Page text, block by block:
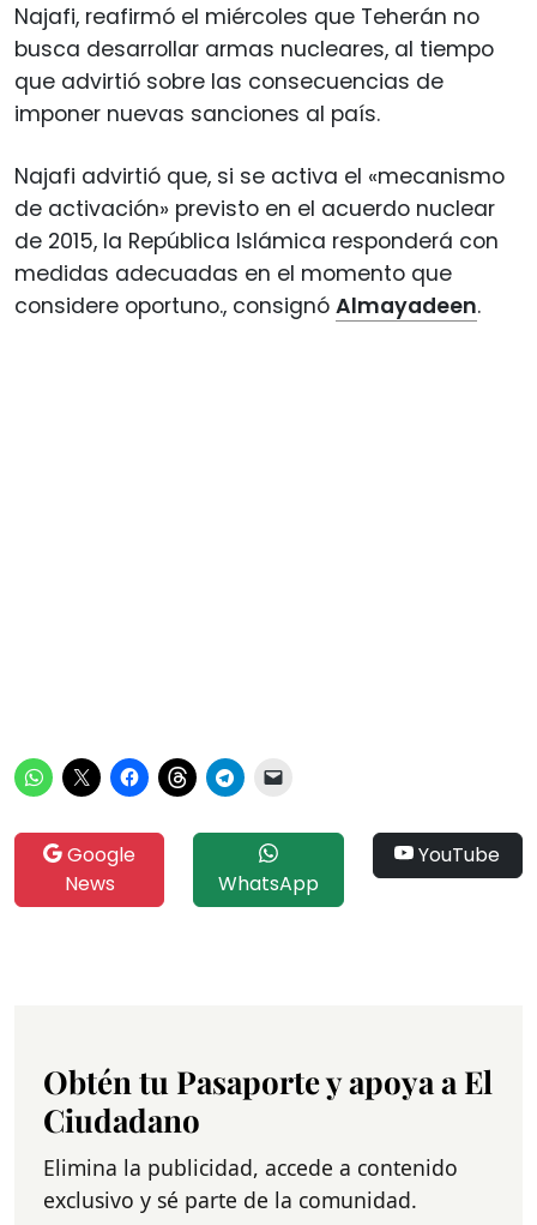
Najafi, reafirmó el miércoles que Teherán no
busca desarrollar armas nucleares, al tiempo
que advirtió sobre las consecuencias de
imponer nuevas sanciones al país.
Najafi advirtió que, si se activa el «mecanismo
de activación» previsto en el acuerdo nuclear
de 2015, la República Islámica responderá con
medidas adecuadas en el momento que
considere oportuno., consignó Almayadeen.
Google
News
WhatsApp
YouTube
Obtén tu Pasaporte y apoya a El
Ciudadano
Elimina la publicidad, accede a contenido
exclusivo y sé parte de la comunidad.